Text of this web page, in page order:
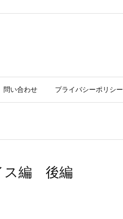
問い合わせ プライバシーポリシー
ス編 後編